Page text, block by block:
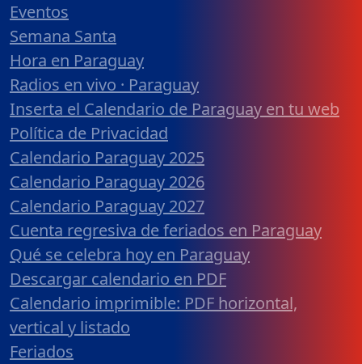
Eventos
Semana Santa
Hora en Paraguay
Radios en vivo · Paraguay
Inserta el Calendario de Paraguay en tu web
Política de Privacidad
Calendario Paraguay 2025
Calendario Paraguay 2026
Calendario Paraguay 2027
Cuenta regresiva de feriados en Paraguay
Qué se celebra hoy en Paraguay
Descargar calendario en PDF
Calendario imprimible: PDF horizontal,
vertical y listado
Feriados